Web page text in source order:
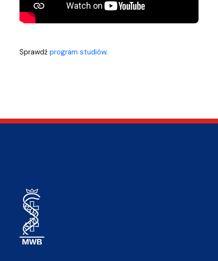
Sprawdź program studiów.